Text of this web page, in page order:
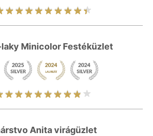
Minicolor Festéküzlet
Anita virágüzlet